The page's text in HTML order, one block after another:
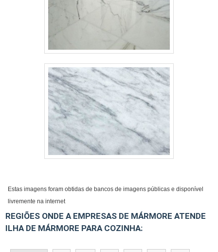
Estas imagens foram obtidas de bancos de imagens públicas e disponível
livremente na internet
REGIÕES ONDE A EMPRESAS DE MÁRMORE ATENDE
ILHA DE MÁRMORE PARA COZINHA: